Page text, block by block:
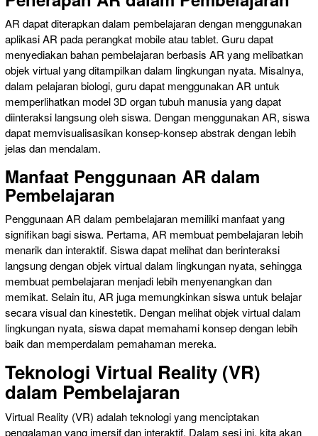
AR dapat diterapkan dalam pembelajaran dengan menggunakan
aplikasi AR pada perangkat mobile atau tablet. Guru dapat
menyediakan bahan pembelajaran berbasis AR yang melibatkan
objek virtual yang ditampilkan dalam lingkungan nyata. Misalnya,
dalam pelajaran biologi, guru dapat menggunakan AR untuk
memperlihatkan model 3D organ tubuh manusia yang dapat
diinteraksi langsung oleh siswa. Dengan menggunakan AR, siswa
dapat memvisualisasikan konsep-konsep abstrak dengan lebih
jelas dan mendalam.
Manfaat Penggunaan AR dalam
Pembelajaran
Penggunaan AR dalam pembelajaran memiliki manfaat yang
signifikan bagi siswa. Pertama, AR membuat pembelajaran lebih
menarik dan interaktif. Siswa dapat melihat dan berinteraksi
langsung dengan objek virtual dalam lingkungan nyata, sehingga
membuat pembelajaran menjadi lebih menyenangkan dan
memikat. Selain itu, AR juga memungkinkan siswa untuk belajar
secara visual dan kinestetik. Dengan melihat objek virtual dalam
lingkungan nyata, siswa dapat memahami konsep dengan lebih
baik dan memperdalam pemahaman mereka.
Teknologi Virtual Reality (VR)
dalam Pembelajaran
Virtual Reality (VR) adalah teknologi yang menciptakan
pengalaman yang imersif dan interaktif. Dalam sesi ini, kita akan